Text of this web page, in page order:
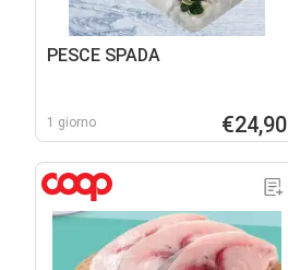
PESCE SPADA
1 giorno €24,90